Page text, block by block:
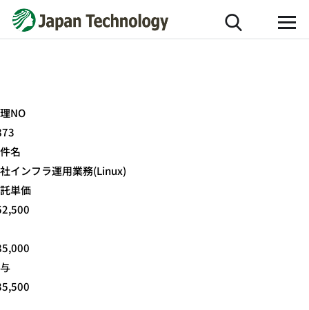
NO
名
インフラ運用業務(Linux)
単価